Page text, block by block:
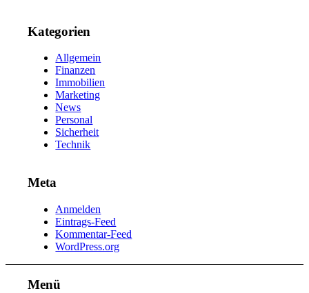
Kategorien
Allgemein
Finanzen
Immobilien
Marketing
News
Personal
Sicherheit
Technik
Meta
Anmelden
Eintrags-Feed
Kommentar-Feed
WordPress.org
Menü